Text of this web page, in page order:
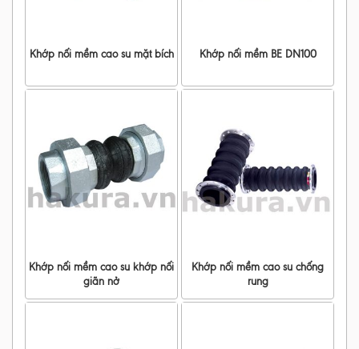
Khớp nối mềm cao su mặt bích Khớp nối mềm BE DN100
Khớp nối mềm cao su khớp nối
giãn nở
Khớp nối mềm cao su chống
rung